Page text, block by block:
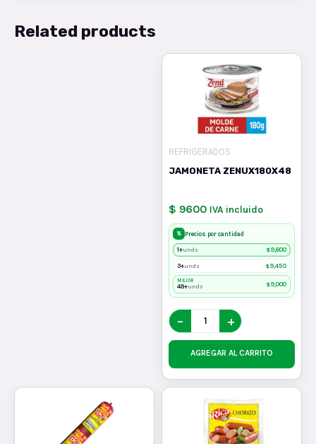
Related products
REFRIGERADOS
JAMONETA ZENUX180X48
$ 9600 IVA incluido
% Precios por cantidad
1+unds $9,600
3+unds $9,450
MEJOR
48+unds $9,000
− +
AGREGAR AL CARRITO